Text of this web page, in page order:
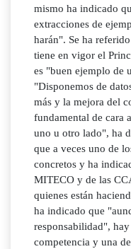
mismo ha indicado
extracciones de
harán". Se ha
tiene en vigor el
es "buen ejemplo de
"Disponemos de
más y la mejora del
fundamental de cara
uno u otro lado", ha
que a veces uno de
concretos y ha
MITECO y de las
quienes están
ha indicado que
responsabilidad",
competencia y una